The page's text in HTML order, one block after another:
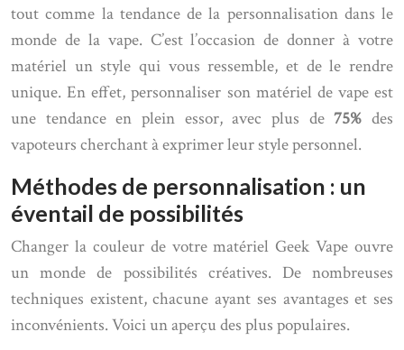
tout comme la tendance de la personnalisation dans le
monde de la vape. C’est l’occasion de donner à votre
matériel un style qui vous ressemble, et de le rendre
unique. En effet, personnaliser son matériel de vape est
une tendance en plein essor, avec plus de75%des
vapoteurs cherchant à exprimer leur style personnel.
Méthodes de personnalisation : un
éventail de possibilités
Changer la couleur de votre matériel Geek Vape ouvre
un monde de possibilités créatives. De nombreuses
techniques existent, chacune ayant ses avantages et ses
inconvénients. Voici un aperçu des plus populaires.